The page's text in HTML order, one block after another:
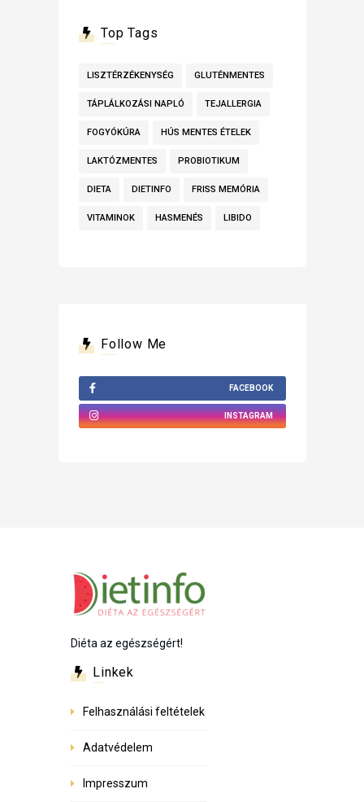
Top Tags
LISZTÉRZÉKENYSÉG GLUTÉNMENTES
TÁPLÁLKOZÁSI NAPLÓ TEJALLERGIA
FOGYÓKÚRA HÚS MENTES ÉTELEK
LAKTÓZMENTES PROBIOTIKUM
DIETA DIETINFO FRISS MEMÓRIA
VITAMINOK HASMENÉS LIBIDO
Follow Me
FACEBOOK
INSTAGRAM
Diéta az egészségért!
Linkek
Felhasználási feltételek
Adatvédelem
Impresszum